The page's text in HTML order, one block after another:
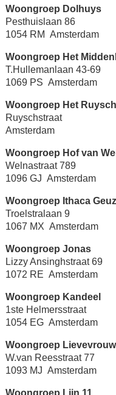
Woongroep Dolhuys
Pesthuislaan 86
1054 RM Amsterdam
Woongroep Het
T.Hullemanlaan 43-69
1069 PS Amsterdam
Woongroep Het
Ruyschstraat
Amsterdam
Woongroep Hof van
Welnastraat 789
1096 GJ Amsterdam
Woongroep Ithaca
Troelstralaan 9
1067 MX Amsterdam
Woongroep Jonas
Lizzy Ansinghstraat 69
1072 RE Amsterdam
Woongroep Kandeel
1ste Helmersstraat
1054 EG Amsterdam
Woongroep
W.van Reesstraat 77
1093 MJ Amsterdam
Woongroep Lijn 11